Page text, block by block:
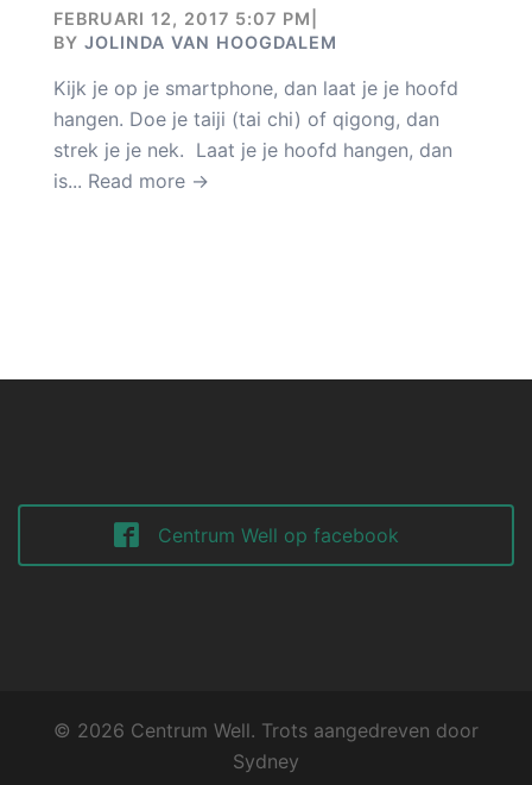
FEBRUARI 12, 2017 5:07 PM
BY JOLINDA VAN HOOGDALEM
Kijk je op je smartphone, dan laat je je hoofd
hangen. Doe je taiji (tai chi) of qigong, dan
strek je je nek. Laat je je hoofd hangen, dan
is... Read more →
Centrum Well op facebook
© 2026 Centrum Well. Trots aangedreven door
Sydney